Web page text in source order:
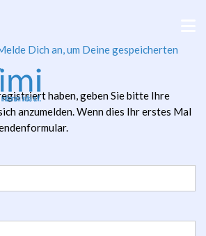
Dich an, um Deine gespeicherten
haben, geben Sie bitte Ihre
anzumelden. Wenn dies Ihr erstes Mal